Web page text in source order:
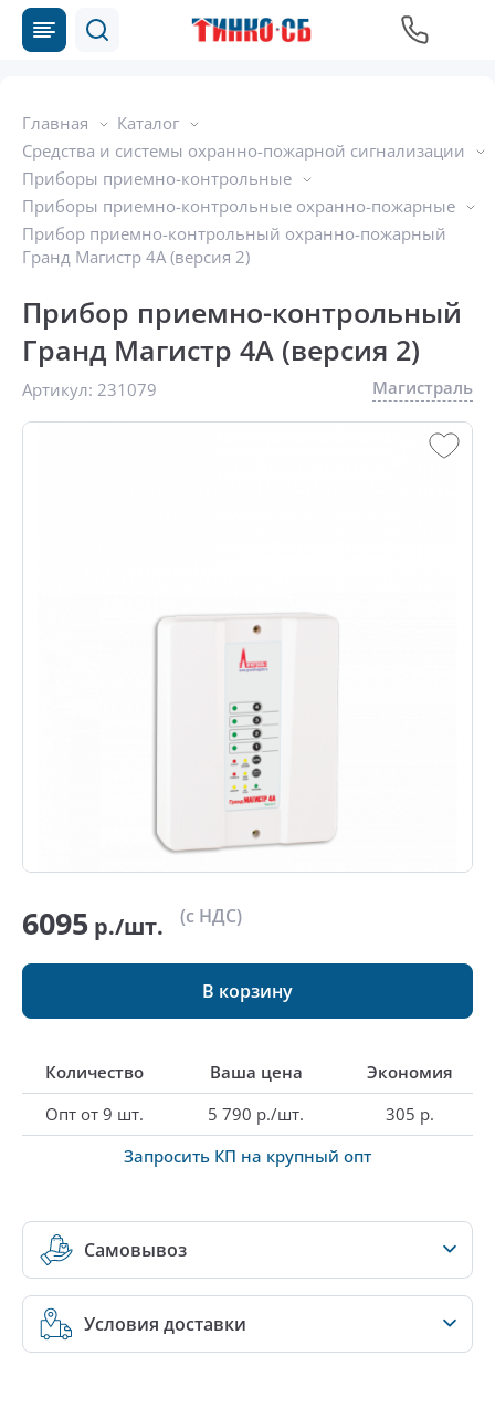
Главная
Каталог
Средства и системы охранно-пожарной сигнализации
Приборы приемно-контрольные
Приборы приемно-контрольные охранно-пожарные
Прибор приемно-контрольный охранно-пожарный
Гранд Магистр 4А (версия 2)
Прибор приемно-контрольный
Гранд Магистр 4А (версия 2)
Артикул: 231079 Магистраль
6095 р./шт. (с НДС)
В корзину
Количество Ваша цена
Экономия
Опт от 9 шт.
5 790 р./шт.
305 р.
Запросить КП на крупный опт
Самовывоз
Условия доставки